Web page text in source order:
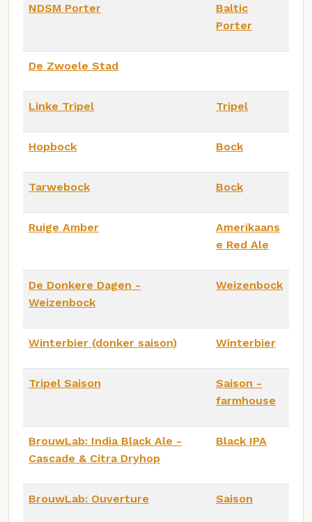
NDSM Porter
Baltic
Porter
De Zwoele Stad
Linke Tripel Tripel
Hopbock Bock
Tarwebock Bock
Ruige Amber
Amerikaans
e Red Ale
De Donkere Dagen -
Weizenbock
Weizenbock
Winterbier (donker saison) Winterbier
Tripel Saison
Saison -
farmhouse
BrouwLab: India Black Ale -
Cascade & Citra Dryhop
Black IPA
BrouwLab: Ouverture Saison